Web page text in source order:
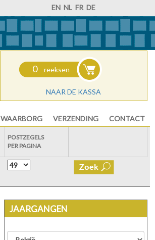
EN NL FR DE
0 reeksen
NAAR DE KASSA
WAARBORG VERZENDING CONTACT
POSTZEGELS
PER PAGINA
JAARGANGEN